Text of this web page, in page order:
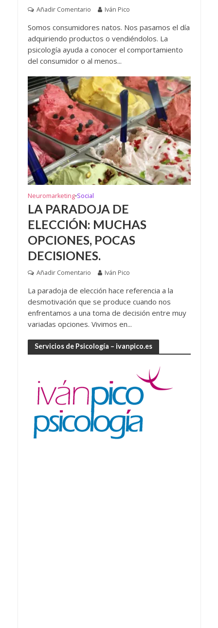
Añadir Comentario Iván Pico
Somos consumidores natos. Nos pasamos el día
adquiriendo productos o vendiéndolos. La
psicología ayuda a conocer el comportamiento
del consumidor o al menos...
Neuromarketing•Social
LA PARADOJA DE
ELECCIÓN: MUCHAS
OPCIONES, POCAS
DECISIONES.
Añadir Comentario Iván Pico
La paradoja de elección hace referencia a la
desmotivación que se produce cuando nos
enfrentamos a una toma de decisión entre muy
variadas opciones. Vivimos en...
Servicios de Psicología – ivanpico.es